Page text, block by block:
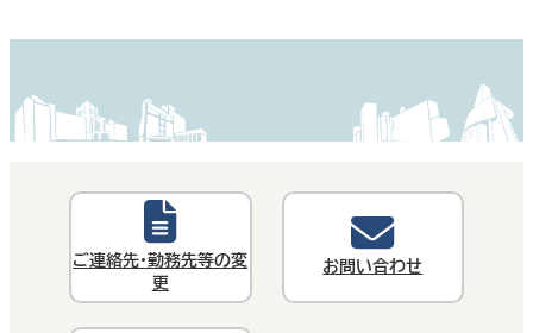
ご連絡先・勤務先等の変
更
お問い合わせ